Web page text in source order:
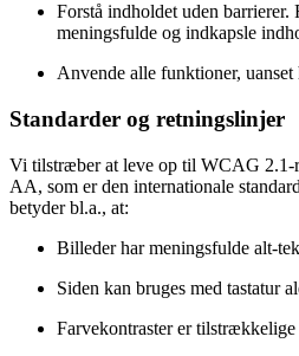
Forstå indholdet uden
meningsfulde og indkapsle
Anvende alle funktioner,
Standarder og retningslinjer
Vi tilstræber at leve op til WCAG 2.1-
AA, som er den internationale
betyder bl.a., at:
Billeder har meningsfulde alt-
Siden kan bruges med tastatur
Farvekontraster er tilstrækkelige